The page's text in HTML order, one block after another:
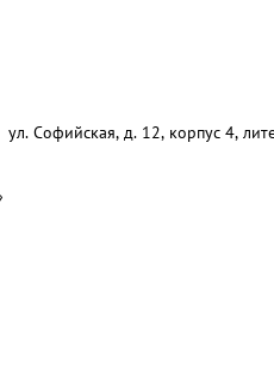
Софийская, д. 12, корпус 4,